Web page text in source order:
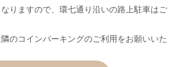
りますので、環七通り沿いの路上駐車はご
のコインパーキングのご利用をお願いいた